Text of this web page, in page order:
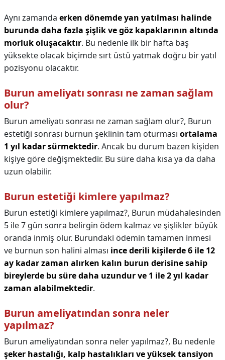
Aynı zamanda erken dönemde yan yatılması halinde
burunda daha fazla şişlik ve göz kapaklarının altında
morluk oluşacaktır. Bu nedenle ilk bir hafta baş
yüksekte olacak biçimde sırt üstü yatmak doğru bir yatıl
pozisyonu olacaktır.
Burun ameliyatı sonrası ne zaman sağlam
olur?
Burun ameliyatı sonrası ne zaman sağlam olur?, Burun
estetiği sonrası burnun şeklinin tam oturması ortalama
1 yıl kadar sürmektedir. Ancak bu durum bazen kişiden
kişiye göre değişmektedir. Bu süre daha kısa ya da daha
uzun olabilir.
Burun estetiği kimlere yapılmaz?
Burun estetiği kimlere yapılmaz?, Burun müdahalesinden
5 ile 7 gün sonra belirgin ödem kalmaz ve şişlikler büyük
oranda inmiş olur. Burundaki ödemin tamamen inmesi
ve burnun son halini alması ince derili kişilerde 6 ile 12
ay kadar zaman alırken kalın burun derisine sahip
bireylerde bu süre daha uzundur ve 1 ile 2 yıl kadar
zaman alabilmektedir.
Burun ameliyatından sonra neler
yapılmaz?
Burun ameliyatından sonra neler yapılmaz?, Bu nedenle
şeker hastalığı, kalp hastalıkları ve yüksek tansiyon